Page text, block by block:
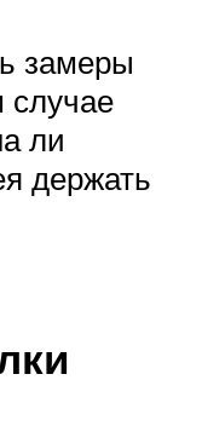
замеры
случае
ли
держать